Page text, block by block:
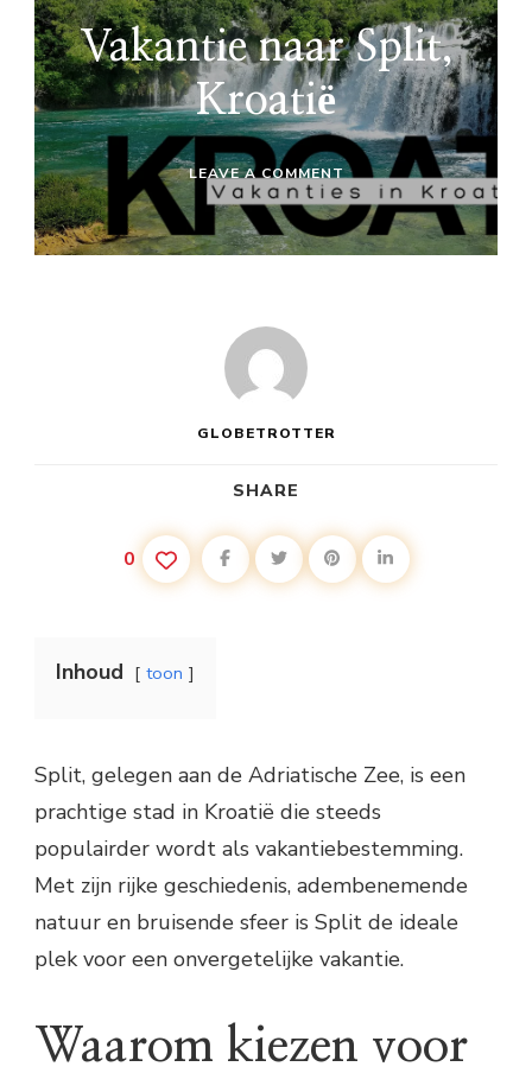
Vakantie naar Split,
Kroatië
LEAVE A COMMENTON
VAKANTIE
NAAR
SPLIT,
KROATIË
GLOBETROTTER
SHARE
0
Inhoud toon
Split, gelegen aan de Adriatische Zee, is een
prachtige stad in Kroatië die steeds
populairder wordt als vakantiebestemming.
Met zijn rijke geschiedenis, adembenemende
natuur en bruisende sfeer is Split de ideale
plek voor een onvergetelijke vakantie.
Waarom kiezen voor